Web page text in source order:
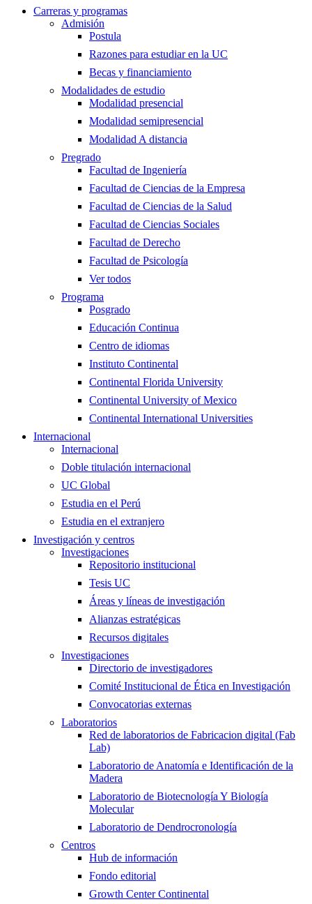
Carreras y programas
Admisión
Postula
Razones para estudiar en la UC
Becas y financiamiento
Modalidades de estudio
Modalidad presencial
Modalidad semipresencial
Modalidad A distancia
Pregrado
Facultad de Ingeniería
Facultad de Ciencias de la Empresa
Facultad de Ciencias de la Salud
Facultad de Ciencias Sociales
Facultad de Derecho
Facultad de Psicología
Ver todos
Programa
Posgrado
Educación Continua
Centro de idiomas
Instituto Continental
Continental Florida University
Continental University of Mexico
Continental International Universities
Internacional
Internacional
Doble titulación internacional
UC Global
Estudia en el Perú
Estudia en el extranjero
Investigación y centros
Investigaciones
Repositorio institucional
Tesis UC
Áreas y líneas de investigación
Alianzas estratégicas
Recursos digitales
Investigaciones
Directorio de investigadores
Comité Institucional de Ética en Investigación
Convocatorias externas
Laboratorios
Red de laboratorios de Fabricacion digital (Fab
Lab)
Laboratorio de Anatomía e Identificación de la
Madera
Laboratorio de Biotecnología Y Biología
Molecular
Laboratorio de Dendrocronología
Centros
Hub de información
Fondo editorial
Growth Center Continental